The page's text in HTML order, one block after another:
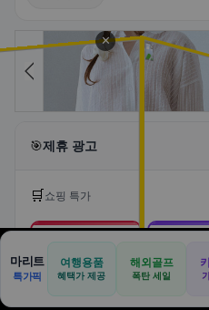
🎯제휴 광고
🛒 쇼핑 특가
🛒
쿠팡
로켓배송·특가
알리익스
🏠
✈️
공항
⛳
🏠 📝
견적
✕
마리트
특가픽
여행용품
혜택가 제공
해외골프
폭탄 세일